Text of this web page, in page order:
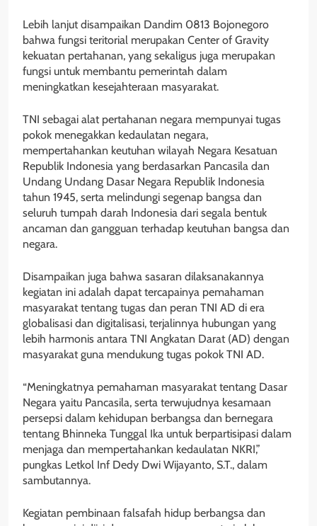
Lebih lanjut disampaikan Dandim 0813 Bojonegoro
bahwa fungsi teritorial merupakan Center of Gravity
kekuatan pertahanan, yang sekaligus juga merupakan
fungsi untuk membantu pemerintah dalam
meningkatkan kesejahteraan masyarakat.
TNI sebagai alat pertahanan negara mempunyai tugas
pokok menegakkan kedaulatan negara,
mempertahankan keutuhan wilayah Negara Kesatuan
Republik Indonesia yang berdasarkan Pancasila dan
Undang Undang Dasar Negara Republik Indonesia
tahun 1945, serta melindungi segenap bangsa dan
seluruh tumpah darah Indonesia dari segala bentuk
ancaman dan gangguan terhadap keutuhan bangsa dan
negara.
Disampaikan juga bahwa sasaran dilaksanakannya
kegiatan ini adalah dapat tercapainya pemahaman
masyarakat tentang tugas dan peran TNI AD di era
globalisasi dan digitalisasi, terjalinnya hubungan yang
lebih harmonis antara TNI Angkatan Darat (AD) dengan
masyarakat guna mendukung tugas pokok TNI AD.
“Meningkatnya pemahaman masyarakat tentang Dasar
Negara yaitu Pancasila, serta terwujudnya kesamaan
persepsi dalam kehidupan berbangsa dan bernegara
tentang Bhinneka Tunggal Ika untuk berpartisipasi dalam
menjaga dan mempertahankan kedaulatan NKRI,”
pungkas Letkol Inf Dedy Dwi Wijayanto, S.T., dalam
sambutannya.
Kegiatan pembinaan falsafah hidup berbangsa dan